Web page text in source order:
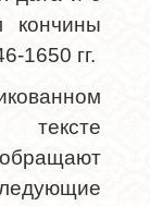
кончины
1650 гг.
обращают